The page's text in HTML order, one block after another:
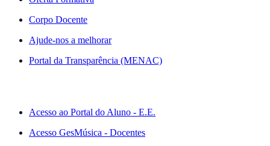
Corpo Docente
Ajude-nos a melhorar
Portal da Transparência (MENAC)
Acesso ao Portal do Aluno - E.E.
Acesso GesMúsica - Docentes